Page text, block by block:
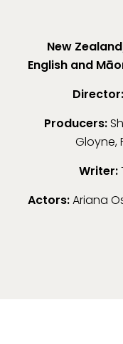
New
English and
Director:
Producers:
Gloyne,
Writer:
Actors:Ariana